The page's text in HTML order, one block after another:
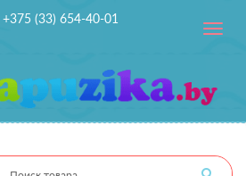
(33) 654-40-01
Toggle